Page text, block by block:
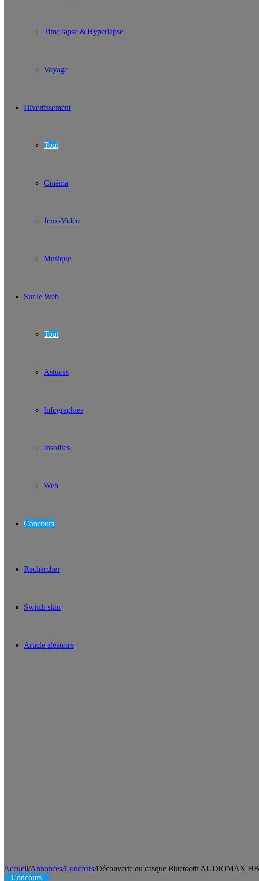
Time lapse & Hyperlapse
Voyage
Divertissement
Tout
Cinéma
Jeux-Vidéo
Musique
Sur le Web
Tout
Astuces
Infographies
Insolites
Web
Concours
Rechercher
Switch skin
Article aléatoire
Accueil/Annonces/Concours/Découverte du casque Bluetooth AUDIOMAX
Concours